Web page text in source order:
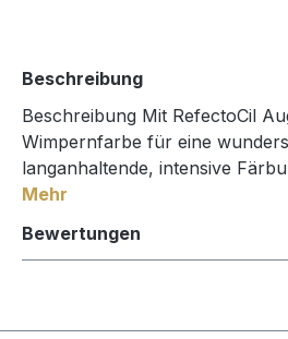
Beschreibung
Beschreibung Mit RefectoCil
Wimpernfarbe für eine
langanhaltende, intensive
Mehr
Bewertungen